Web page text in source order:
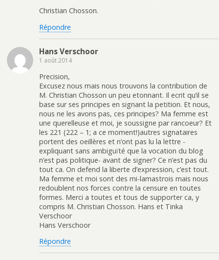
Christian Chosson.
Répondre
Hans Verschoor
1 août 2014
Precision,
Excusez nous mais nous trouvons la contribution de
M. Christian Chosson un peu etonnant. Il ecrit qu’il se
base sur ses principes en signant la petition. Et nous,
nous ne les avons pas, ces principes? Ma femme est
une querelleuse et moi, je soussigne par rancoeur? Et
les 221 (222 – 1; a ce moment!)autres signataires
portent des oeillères et n’ont pas lu la lettre -
expliquant sans ambiguïté que la vocation du blog
n’est pas politique- avant de signer? Ce n’est pas du
tout ca. On defend la liberte d’expression, c’est tout.
Ma femme et moi sont des mi-lamastrois mais nous
redoublent nos forces contre la censure en toutes
formes. Merci a toutes et tous de supporter ca, y
compris M. Christian Chosson. Hans et Tinka
Verschoor
Hans Verschoor
Répondre